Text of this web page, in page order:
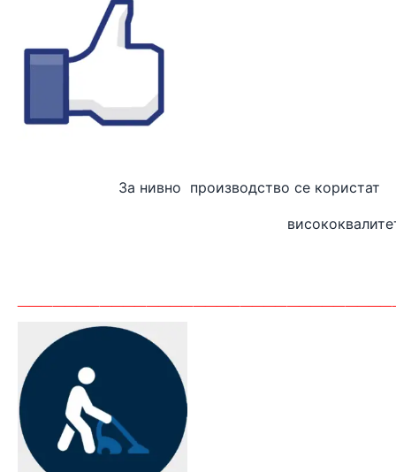
За нивно